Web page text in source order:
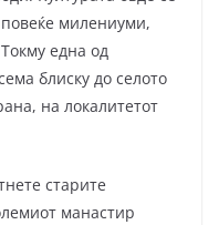
милениуми,
една од
блиску до селото
на локалитетот
старите
манастир